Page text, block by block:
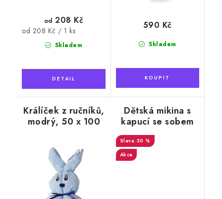
Skladem
od 208 Kč
Měrná
od 208 Kč / 1 ks
Skladem
590 Kč
Králíček z ručníků,
modrý, 50 x 100
Dětská mikina s
kapucí se sobem
30 %
Akce